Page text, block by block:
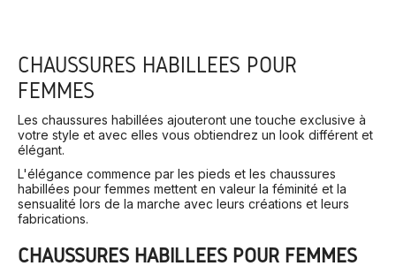
CHAUSSURES HABILLÉES POUR
FEMMES
Les chaussures habillées ajouteront une touche exclusive à
votre style et avec elles vous obtiendrez un look différent et
élégant.
L'élégance commence par les pieds et les chaussures
habillées pour femmes mettent en valeur la féminité et la
sensualité lors de la marche avec leurs créations et leurs
fabrications.
CHAUSSURES HABILLÉES POUR FEMMES